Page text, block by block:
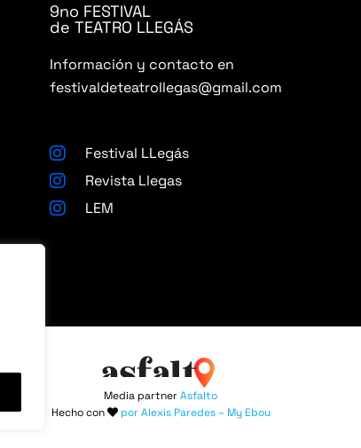
9no FESTIVAL
de TEATRO LLEGÁS
Información y contacto en
festivaldeteatrollegas@gmail.com
Festival LLegás
Revista Llegas
LEM
Media partnerAsfalto
Hecho con
por Alexis Paredes – My Ebou